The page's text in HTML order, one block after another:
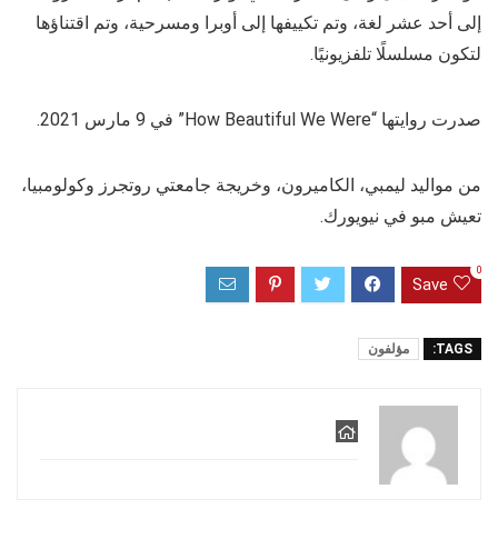
إلى أحد عشر لغة، وتم تكييفها إلى أوبرا ومسرحية، وتم اقتناؤها
لتكون مسلسلًا تلفزيونيًا.
صدرت روايتها “How Beautiful We Were” في 9 مارس 2021.
من مواليد ليمبي، الكاميرون، وخريجة جامعتي روتجرز وكولومبيا،
تعيش مبو في نيويورك.
Save
0
TAGS: مؤلفون